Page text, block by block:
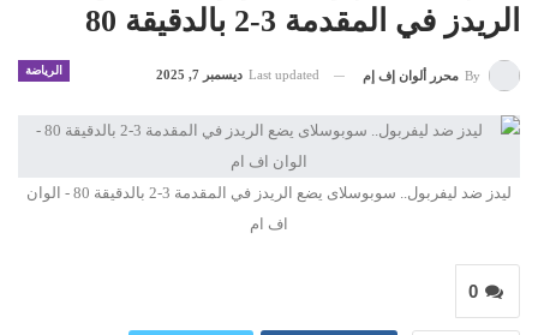
الريدز في المقدمة 3-2 بالدقيقة 80
الرياضة By محرر ألوان إف إم Last updated ديسمبر 7, 2025
ليدز ضد ليفربول.. سوبوسلاى يضع الريدز في المقدمة 3-2 بالدقيقة 80 - الوان
اف ام
0